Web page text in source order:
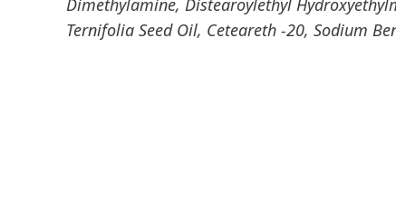
Dimethylamine, Distearoylethyl
Ternifolia Seed Oil, Ceteareth -20, Sodium